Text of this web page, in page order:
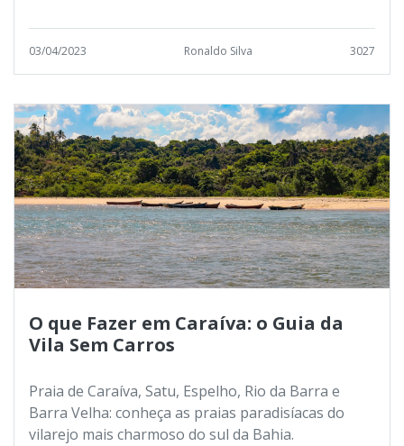
03/04/2023 Ronaldo Silva 3027
O que Fazer em Caraíva: o Guia da
Vila Sem Carros
Praia de Caraíva, Satu, Espelho, Rio da Barra e
Barra Velha: conheça as praias paradisíacas do
vilarejo mais charmoso do sul da Bahia.